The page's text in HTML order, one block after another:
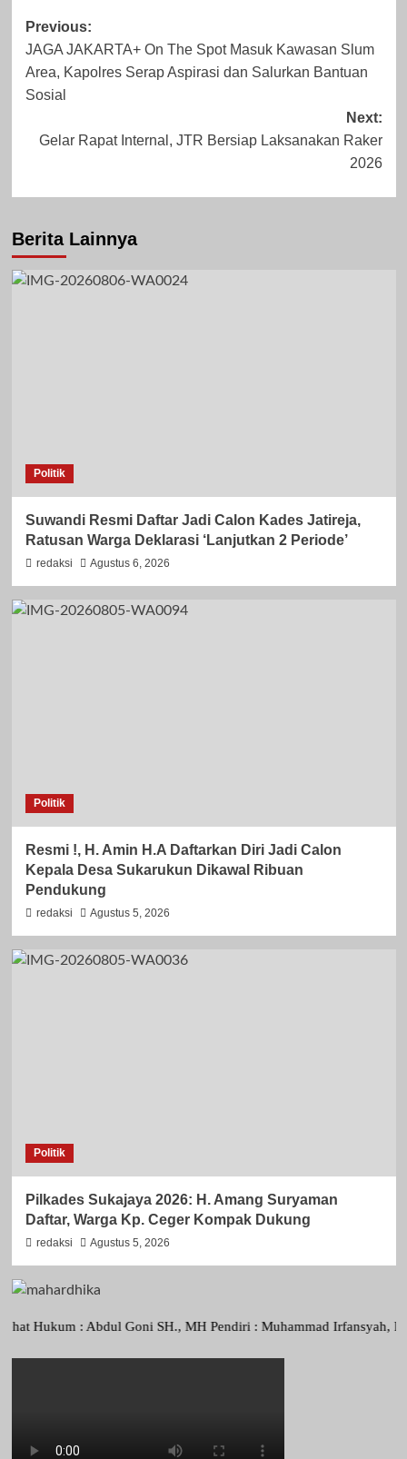
April 12, 2025
Post
navigation
Previous:
JAGA JAKARTA+ On The Spot Masuk Kawasan Slum
Area, Kapolres Serap Aspirasi dan Salurkan Bantuan
Sosial
Next:
Gelar Rapat Internal, JTR Bersiap Laksanakan Raker
2026
Berita Lainnya
Politik
Suwandi Resmi Daftar Jadi Calon Kades Jatireja,
Ratusan Warga Deklarasi ‘Lanjutkan 2 Periode’
redaksi Agustus 6, 2026
Politik
Resmi !, H. Amin H.A Daftarkan Diri Jadi Calon
Kepala Desa Sukarukun Dikawal Ribuan
Pendukung
redaksi Agustus 5, 2026
Politik
Pilkades Sukajaya 2026: H. Amang Suryaman
Daftar, Warga Kp. Ceger Kompak Dukung
redaksi Agustus 5, 2026
: Abdul Goni SH., MH Pendiri : Muhammad Irfansyah,